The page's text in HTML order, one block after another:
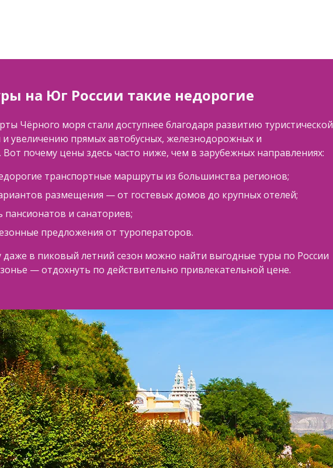
на Юг России такие недорогие
Чёрного моря стали доступнее благодаря развитию туристической
и увеличению прямых автобусных, железнодорожных и
почему цены здесь часто ниже, чем в зарубежных направлениях:
транспортные маршруты из большинства регионов;
размещения — от гостевых домов до крупных отелей;
пансионатов и санаториев;
предложения от туроператоров.
даже в пиковый летний сезон можно найти выгодные туры по России
— отдохнуть по действительно привлекательной цене.